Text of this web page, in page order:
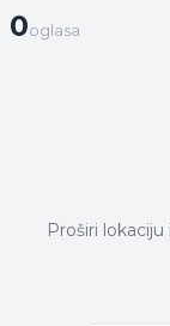
0 oglasa
0oglasa
Proširi